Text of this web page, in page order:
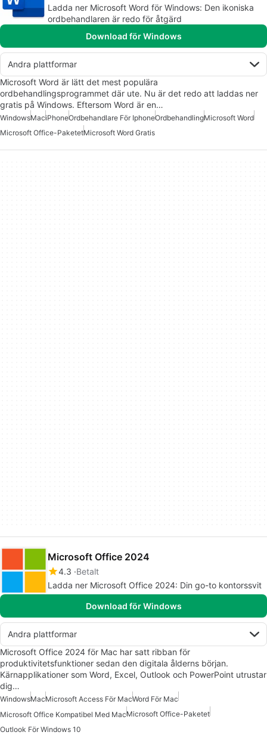
Ladda ner Microsoft Word för Windows: Den ikoniska
ordbehandlaren är redo för åtgärd
Download för Windows
Andra plattformar
Microsoft Word är lätt det mest populära
ordbehandlingsprogrammet där ute. Nu är det redo att laddas ner
gratis på Windows. Eftersom Word är en…
WindowsMaciPhoneOrdbehandlare För IphoneOrdbehandlingMicrosoft Word
Microsoft Office-PaketetMicrosoft Word Gratis
Microsoft Office 2024
4.3 Betalt
Ladda ner Microsoft Office 2024: Din go-to kontorssvit
Download för Windows
Andra plattformar
Microsoft Office 2024 för Mac har satt ribban för
produktivitetsfunktioner sedan den digitala ålderns början.
Kärnapplikationer som Word, Excel, Outlook och PowerPoint utrustar
dig…
WindowsMacMicrosoft Access För MacWord För Mac
Microsoft Office Kompatibel Med MacMicrosoft Office-Paketet
Outlook För Windows 10